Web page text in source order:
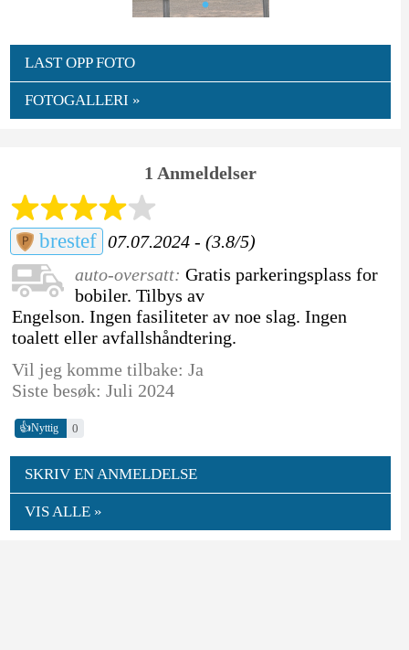
LAST OPP FOTO
FOTOGALLERI »
1 Anmeldelser
brestef 07.07.2024 - (3.8/5)
auto-oversatt: Gratis parkeringsplass for
bobiler. Tilbys av
Engelson. Ingen fasiliteter av noe slag. Ingen
toalett eller avfallshåndtering.
Vil jeg komme tilbake: Ja
Siste besøk: Juli 2024
👍Nyttig 0
SKRIV EN ANMELDELSE
VIS ALLE »